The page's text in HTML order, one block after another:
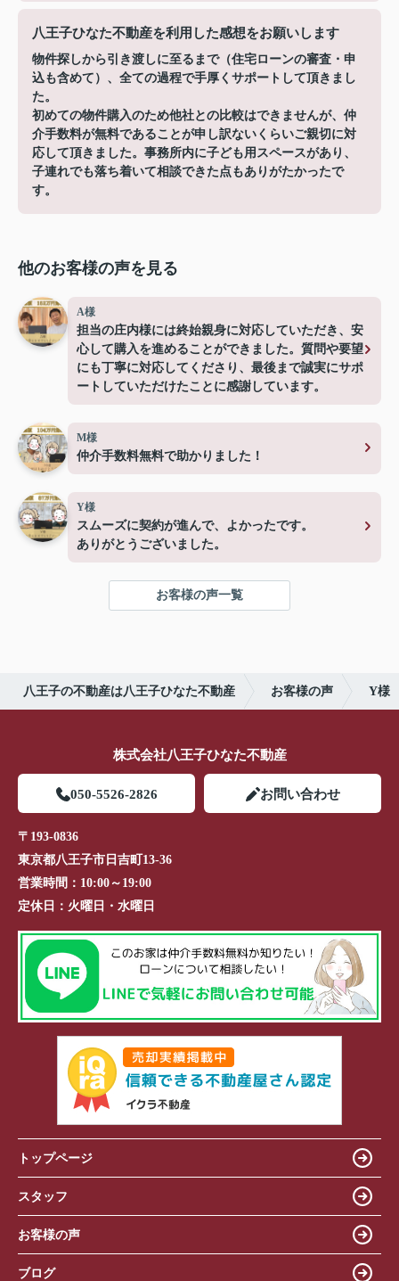
八王子ひなた不動産を利用した感想をお願いします
物件探しから引き渡しに至るまで（住宅ローンの審査・申
込も含めて）、全ての過程で手厚くサポートして頂きまし
た。
初めての物件購入のため他社との比較はできませんが、仲
介手数料が無料であることが申し訳ないくらいご親切に対
応して頂きました。事務所内に子ども用スペースがあり、
子連れでも落ち着いて相談できた点もありがたかったで
す。
他のお客様の声を見る
A様
担当の庄内様には終始親身に対応していただき、安
心して購入を進めることができました。質問や要望
にも丁寧に対応してくださり、最後まで誠実にサポ
ートしていただけたことに感謝しています。
M様
仲介手数料無料で助かりました！
Y様
スムーズに契約が進んで、よかったです。
ありがとうございました。
お客様の声一覧
八王子の不動産は八王子ひなた不動産 お客様の声 Y様
株式会社八王子ひなた不動産
050-5526-2826 お問い合わせ
〒193-0836
東京都八王子市日吉町13-36
営業時間： 10:00～19:00
定休日： 火曜日・水曜日
トップページ
スタッフ
お客様の声
ブログ